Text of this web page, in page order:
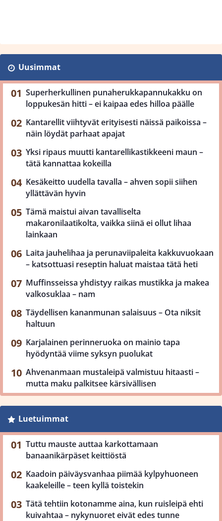
Uusimmat
Superherkullinen punaherukkapannukakku on
loppukesän hitti – ei kaipaa edes hilloa päälle
Kantarellit viihtyvät erityisesti näissä paikoissa –
näin löydät parhaat apajat
Yksi ripaus muutti kantarellikastikkeeni maun –
tätä kannattaa kokeilla
Kesäkeitto uudella tavalla – ahven sopii siihen
yllättävän hyvin
Tämä maistui aivan tavalliselta
makaronilaatikolta, vaikka siinä ei ollut lihaa
lainkaan
Laita jauhelihaa ja perunaviipaleita kakkuvuokaan
– katsottuasi reseptin haluat maistaa tätä heti
Muffinsseissa yhdistyy raikas mustikka ja makea
valkosuklaa – nam
Täydellisen kananmunan salaisuus – Ota niksit
haltuun
Karjalainen perinneruoka on mainio tapa
hyödyntää viime syksyn puolukat
Ahvenanmaan mustaleipä valmistuu hitaasti –
mutta maku palkitsee kärsivällisen
Luetuimmat
Tuttu mauste auttaa karkottamaan
banaanikärpäset keittiöstä
Kaadoin päiväysvanhaa piimää kylpyhuoneen
kaakeleille – teen kyllä toistekin
Tätä tehtiin kotonamme aina, kun ruisleipä ehti
kuivahtaa – nykynuoret eivät edes tunne